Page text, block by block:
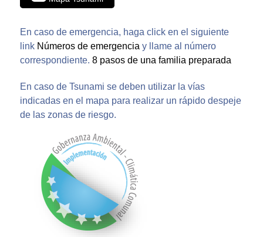
En caso de emergencia, haga click en el siguiente
link Números de emergencia y llame al número
correspondiente. 8 pasos de una familia preparada
En caso de Tsunami se deben utilizar la vías
indicadas en el mapa para realizar un rápido despeje
de las zonas de riesgo.